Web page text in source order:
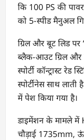
कि 100 PS की
को 5-स्पीड मैनुअल
ग्रिल और बूट लिड
ब्लैक-आउट ग्रिल और
स्पोर्टी कॉन्ट्रास्ट
स्पोर्टीनेस साथ लाती
में पेश किया गया है।
डाइमेंशन के मामले
चौड़ाई 1735mm,